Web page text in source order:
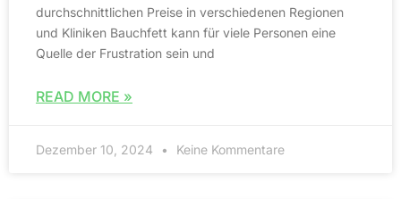
durchschnittlichen Preise in verschiedenen Regionen
und Kliniken Bauchfett kann für viele Personen eine
Quelle der Frustration sein und
READ MORE »
Dezember 10, 2024 Keine Kommentare